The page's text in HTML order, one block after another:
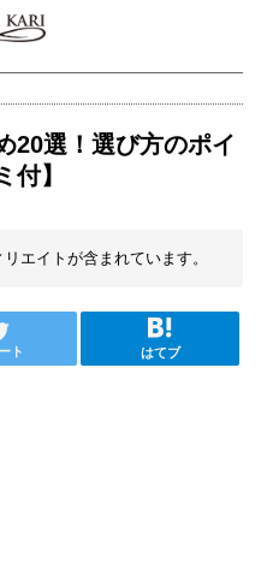
20選！選び方のポイ
付】
エイトが含まれています。
ト はてブ